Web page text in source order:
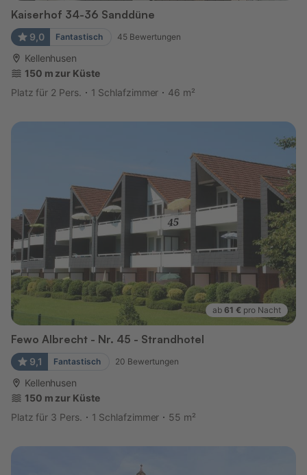
Kaiserhof 34-36 Sanddüne
9,0 Fantastisch 45 Bewertungen
Kellenhusen
150 m zur Küste
Platz für 2 Pers.
1 Schlafzimmer 46 m²
ab 61 € pro Nacht
Fewo Albrecht - Nr. 45 - Strandhotel
9,1 Fantastisch 20 Bewertungen
Kellenhusen
150 m zur Küste
Platz für 3 Pers.
1 Schlafzimmer 55 m²